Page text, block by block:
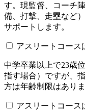
す。現監督、コーチ
備、打撃、走塁など
サポートします。
アスリートコース
中学卒業以上で23歳
指す場合）ですが、
方は年齢制限はありま
アスリートコース